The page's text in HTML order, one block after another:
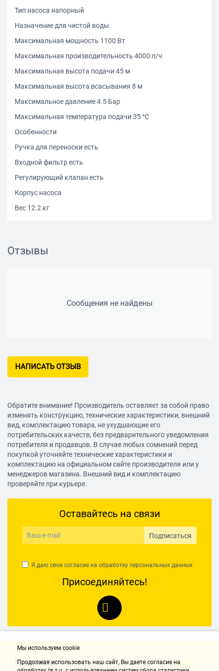
Тип насоса напорный
Назначение для чистой воды
Максимальная мощность 1100 Вт
Максимальная производительность 4000 л/ч
Максимальная высота подачи 45 м
Максимальная высота всасывания 8 м
Максимальное давление 4.5 Бар
Максимальная температура подачи 35 °С
Особенности
Ручка для переноски есть
Входной фильтр есть
Регулирующий клапан есть
Корпус насоса
Вес 12.2 кг
Отзывы
Сообщения не найдены
НАПИСАТЬ ОТЗЫВ
Обратите внимание! Производитель оставляет за собой право
изменять конструкцию, технические характеристики, внешний
вид, комплектацию товара, не ухудшающие его
потребительских качеств, без предварительного уведомления
потребителя и продавцов. В случае любых сомнений перед
покупкой уточняйте технические характеристики и
комплектацию на официальном сайте производителя или у
менеджеров магазина. Внешний вид и комплектацию
проверяйте при курьере.
Оставайтесь на связи
Подписаться
Я даю свое согласие на обработку персональных данных
Присоединяйтесь!
Контакты
Мы используем cookie
Продолжая использовать наш cайт, Вы даете согласие на